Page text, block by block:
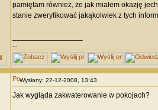
pamiętam również, że jak miałem okazję
stanie zweryfikować jakąkolwiek z tych
...
Wysłany: 22-12-2008, 13:43
Jak wygląda zakwaterowanie w pokojach?